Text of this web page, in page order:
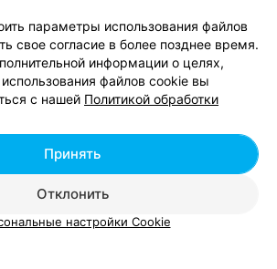
цена в Гродно
от 40 руб.
пилингу (предпилинг)
параметры использования файлов
свое согласие в более позднее время.
информации о целях,
файлов cookie вы
с нашей Политикой обработки
Отклонить
Принять
настройки Cookie